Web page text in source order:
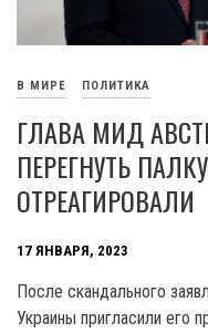
В МИРЕ ПОЛИТИКА
ГЛАВА МИД
ПЕРЕГНУТЬ
ОТРЕАГИРОВАЛИ
17 ЯНВАРЯ, 2023
После скандального
Украины пригласили его